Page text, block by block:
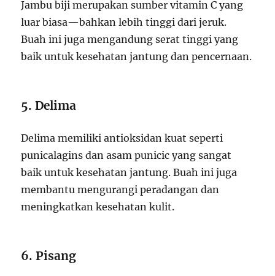
Jambu biji merupakan sumber vitamin C yang
luar biasa—bahkan lebih tinggi dari jeruk.
Buah ini juga mengandung serat tinggi yang
baik untuk kesehatan jantung dan pencernaan.
5. Delima
Delima memiliki antioksidan kuat seperti
punicalagins dan asam punicic yang sangat
baik untuk kesehatan jantung. Buah ini juga
membantu mengurangi peradangan dan
meningkatkan kesehatan kulit.
6. Pisang